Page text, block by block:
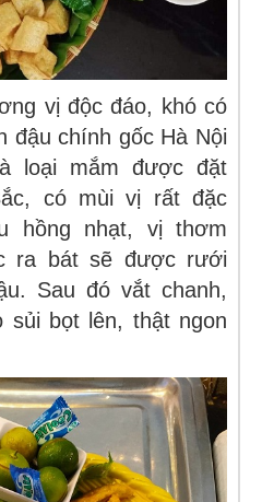
vị độc đáo, khó có
đậuchính gốc Hà Nội
loại mắm được đặt
có mùi vị rất đặc
hồng nhạt, vị thơm
ra bát sẽ được rưới
Sau đó vắt chanh,
bọt lên, thật ngon